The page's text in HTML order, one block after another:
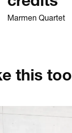
Marmen Quartet
this too